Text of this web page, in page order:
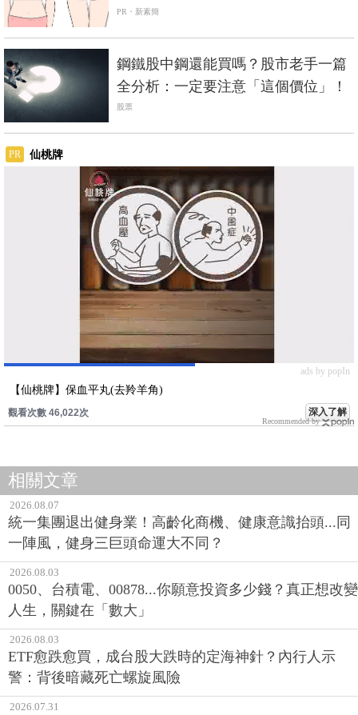
PR・新素簡
鋼鐵股中鋼還能買嗎？股市老手一篇
全分析：一定要注意「這個價位」！
股票
PR 仙桃牌
ads by popIn
【仙桃牌】保血平丸(去羚羊角)
觀看次數 46,022次 深入了解
Recommended by
相關文章
2026.08.07
統一集團退出健身業！高齡化商機、健康意識抬頭...同
一陣風，健身三巨頭命運大不同？
2026.08.03
0050、台積電、00878...你願意投資多少錢？真正想改變
人生，關鍵在「數大」
2026.08.03
ETF愈跌愈買，成台股大跌時的定海神針？內行人示
警：背後暗藏死亡螺旋風險
2026.07.31